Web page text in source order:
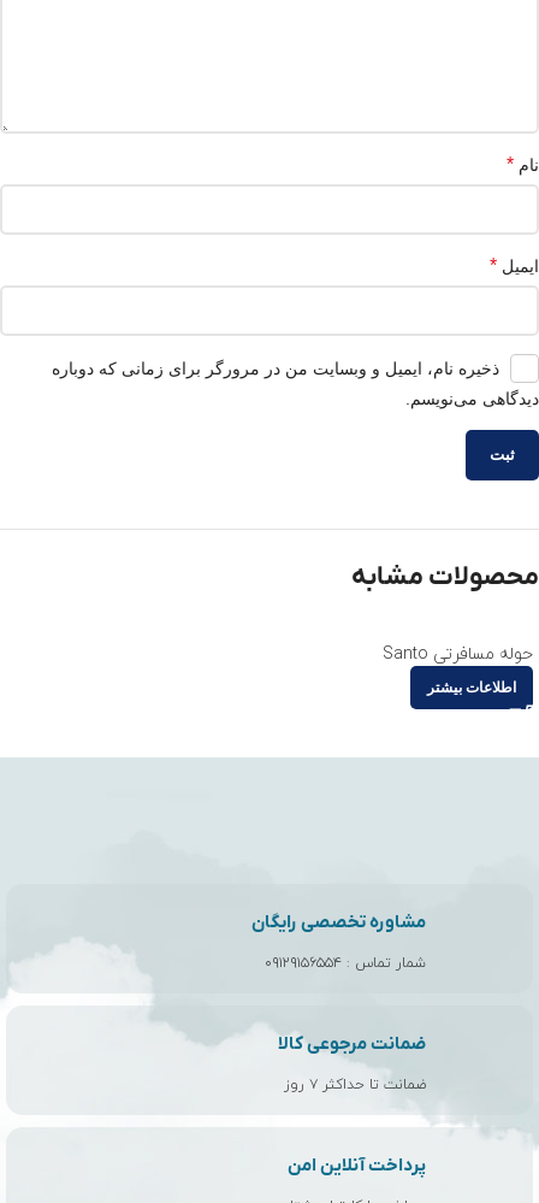
نام *
ایمیل *
ذخیره نام، ایمیل و وبسایت من در مرورگر برای زمانی که دوباره
دیدگاهی می‌نویسم.
محصولات مشابه
حوله مسافرتی Santo
اطلاعات بیشتر
مشاوره تخصصی رایگان
شمار تماس : ۰۹۱۲۹۱۵۶۵۵۴
ضمانت مرجوعی کالا
ضمانت تا حداکثر ۷ روز
پرداخت آنلاین امن